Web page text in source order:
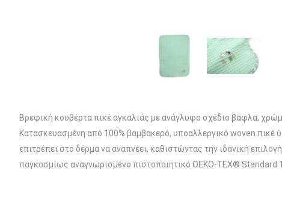
Βρεφική κουβέρτα πικέ αγκαλιάς με ανάγλυφο σχέδιο βάφλα,
Κατασκευασμένη από 100% βαμβακερό, υποαλλεργικό woven
επιτρέπει στο δέρμα να αναπνέει, καθιστώντας την ιδανική
παγκοσμίως αναγνωρισμένο πιστοποιητικό OEKO-TEX® Standard